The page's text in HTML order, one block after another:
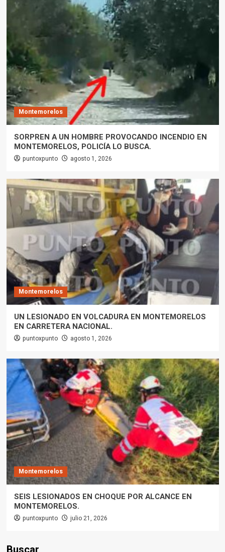
Montemorelos
SORPREN A UN HOMBRE PROVOCANDO INCENDIO EN
MONTEMORELOS, POLICÍA LO BUSCA.
puntoxpunto agosto 1, 2026
Montemorelos
UN LESIONADO EN VOLCADURA EN MONTEMORELOS
EN CARRETERA NACIONAL.
puntoxpunto agosto 1, 2026
Montemorelos
SEIS LESIONADOS EN CHOQUE POR ALCANCE EN
MONTEMORELOS.
puntoxpunto julio 21, 2026